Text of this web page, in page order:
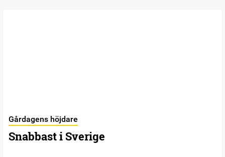
Gårdagens höjdare
Snabbast i Sverige